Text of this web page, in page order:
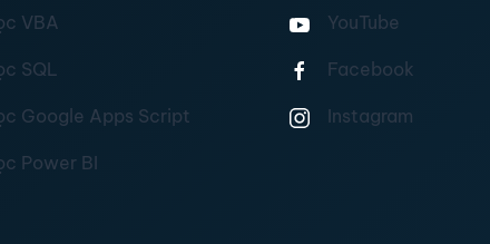
VBA
SQL
Google Apps Script
Power BI
YouTube
Facebook
Instagram